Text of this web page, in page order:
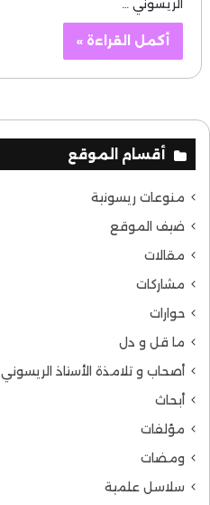
الريسوني …
أكمل القراءة »
أقسام الموقع
منوعات ريسونية
ضيف الموقع
مقالات
مشاركات
حوارات
ما قل و دل
أصحاب و تلامذة الأستاذ الريسوني
أبحاث
مؤلفات
ومضات
سلاسل علمية